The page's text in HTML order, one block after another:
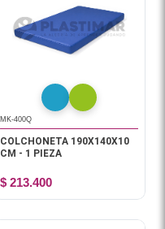
MK-400Q
COLCHONETA 190X140X10
CM - 1 PIEZA
$ 213.400